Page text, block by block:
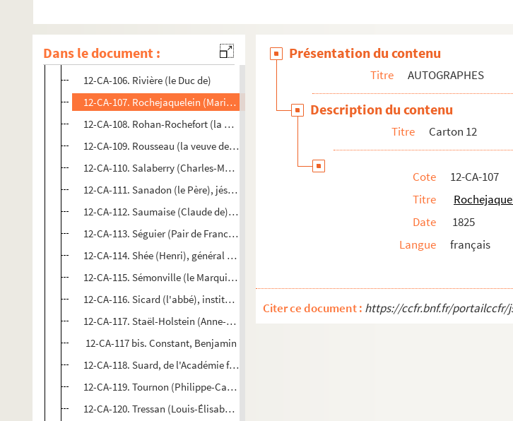
Dans le document :
12-CA-104. Reynière (Alexandre-Barthélemy-Laurent de la), littérateur français, 1
12-CA-105. Rivarol (Antoine Rivaroli, dit comte de), écrivain
12-CA-106. Rivière (le Duc de)
12-CA-107. Rochejaquelein (Marie-Louise-Victoire de Donnissan, marquise de la)
12-CA-108. Rohan-Rochefort (la princesse Anne de)
12-CA-109. Rousseau (la veuve de Jean-Jacques)
12-CA-110. Salaberry (Charles-Marie d'Irumberry, comte de), homme politique et écrivain
12-CA-111. Sanadon (le Père), jésuite
12-CA-112. Saumaise (Claude de), érudit
12-CA-113. Séguier (Pair de France, 1er Président de la Cour Royale de Paris)
12-CA-114. Shée (Henri), général et administrateur
12-CA-115. Sémonville (le Marquis de, Pair de France)
12-CA-116. Sicard (l'abbé), instituteur des sourds-muets
12-CA-117. Staël-Holstein (Anne-Louise-Germaine Necker, baronne de)
12-CA-117 bis. Constant, Benjamin
12-CA-118. Suard, de l'Académie française
12-CA-119. Tournon (Philippe-Casimir-Camille de Simiane, comte de), pair de France, 1
12-CA-120. Tressan (Louis-Élisabeth de la Vergne, comte de), littérateur
Présentation du contenu
Titre AUTOGRAPHES
Description du contenu
Titre Carton 12
Cote
12-CA-107
Titre
Date
1825
Langue
français
Citer ce document : https://ccfr.bnf.fr/portailccfr/